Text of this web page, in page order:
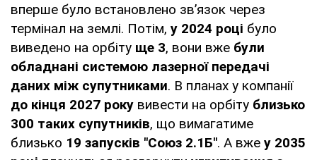
вперше було встановлено зв’язок через
термінал на землі. Потім, у 2024 році було
виведено на орбіту ще 3, вони вже були
обладнані системою лазерної передачі
даних між супутниками. В планах у компанії
до кінця 2027 року вивести на орбіту близько
300 таких супутників, що вимагатиме
близько 19 запусків "Союз 2.1Б". А вже у 2035